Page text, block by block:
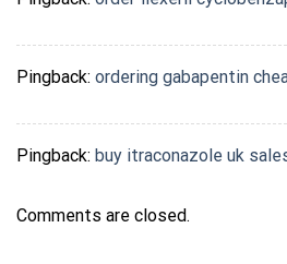
Pingback: ordering gabapentin
Pingback: buy itraconazole uk
Comments are closed.